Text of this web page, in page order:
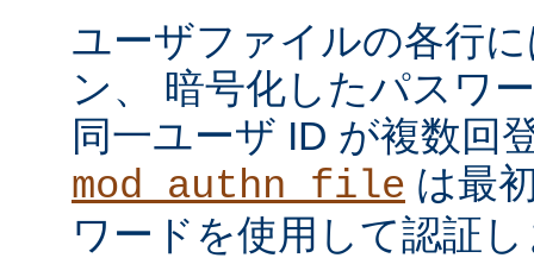
ユーザファイルの各行
ン、 暗号化したパスワ
同一ユーザ ID が複数回
mod_authn_file は最
ワードを使用して認証